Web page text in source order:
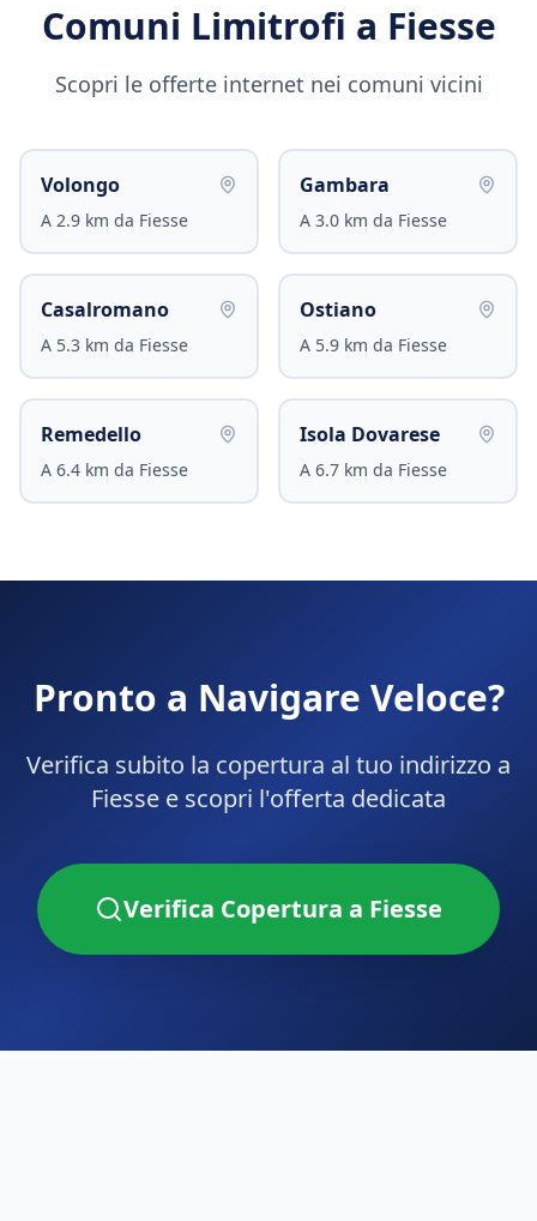
Comuni Limitrofi a Fiesse
Scopri le offerte internet nei comuni vicini
Volongo
A 2.9 km da Fiesse
Gambara
A 3.0 km da Fiesse
Casalromano
A 5.3 km da Fiesse
Ostiano
A 5.9 km da Fiesse
Remedello
A 6.4 km da Fiesse
Isola Dovarese
A 6.7 km da Fiesse
Pronto a Navigare Veloce?
Verifica subito la copertura al tuo indirizzo a
Fiesse e scopri l'offerta dedicata
Verifica Copertura a Fiesse